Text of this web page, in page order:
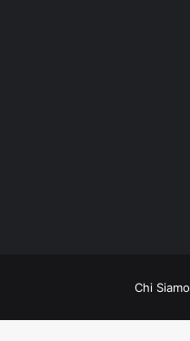
Chi Siamo